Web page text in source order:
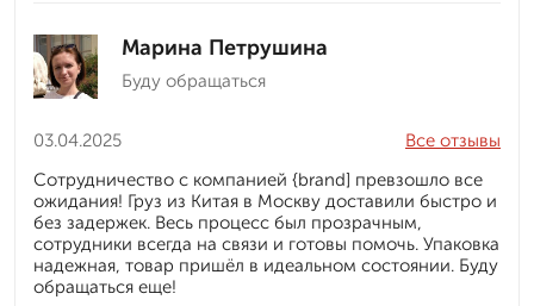
Марина Петрушина
Буду обращаться
03.04.2025
Все отзывы
Сотрудничество с компанией {brand] превзошло все
ожидания! Груз из Китая в Москву доставили быстро и
без задержек. Весь процесс был прозрачным,
сотрудники всегда на связи и готовы помочь. Упаковка
надежная, товар пришёл в идеальном состоянии. Буду
обращаться еще!